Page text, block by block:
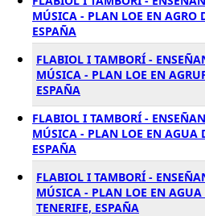
MÚSICA - PLAN LOE EN AGRO
ESPAÑA
FLABIOL I TAMBORÍ -
MÚSICA - PLAN LOE EN
ESPAÑA
FLABIOL I TAMBORÍ -
MÚSICA - PLAN LOE EN AGUA
ESPAÑA
FLABIOL I TAMBORÍ -
MÚSICA - PLAN LOE EN AGUA
TENERIFE, ESPAÑA